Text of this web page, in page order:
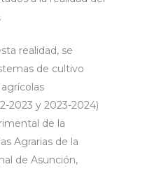
realidad, se
de cultivo
2023 y 2023-2024)
de la
Agrarias de la
de Asunción,